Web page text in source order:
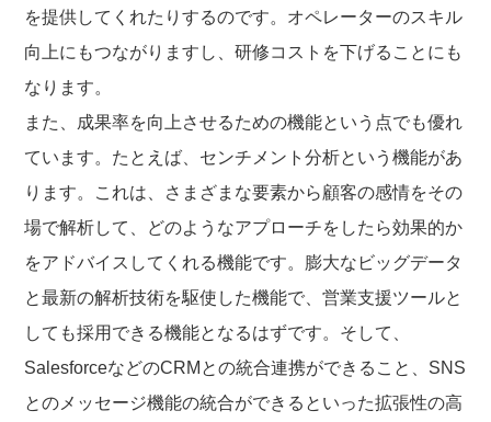
を提供してくれたりするのです。オペレーターのスキル
向上にもつながりますし、研修コストを下げることにも
なります。
また、成果率を向上させるための機能という点でも優れ
ています。たとえば、センチメント分析という機能があ
ります。これは、さまざまな要素から顧客の感情をその
場で解析して、どのようなアプローチをしたら効果的か
をアドバイスしてくれる機能です。膨大なビッグデータ
と最新の解析技術を駆使した機能で、営業支援ツールと
しても採用できる機能となるはずです。そして、
SalesforceなどのCRMとの統合連携ができること、SNS
とのメッセージ機能の統合ができるといった拡張性の高